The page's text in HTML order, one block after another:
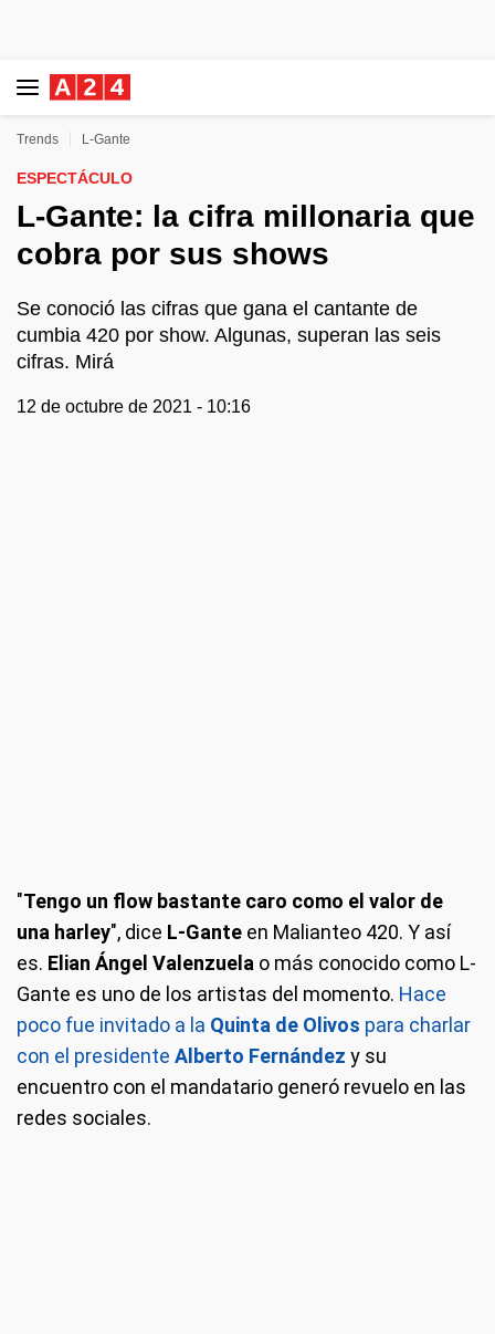
Trends L-Gante
ESPECTÁCULO
L-Gante: la cifra millonaria que
cobra por sus shows
Se conoció las cifras que gana el cantante de
cumbia 420 por show. Algunas, superan las seis
cifras. Mirá
12 de octubre de 2021 - 10:16
"Tengo un flow bastante caro como el valor de
una harley", dice L-Gante en Malianteo 420. Y así
es. Elian Ángel Valenzuela o más conocido como L-
Gante es uno de los artistas del momento. Hace
poco fue invitado a la Quinta de Olivos para charlar
con el presidente Alberto Fernández y su
encuentro con el mandatario generó revuelo en las
redes sociales.